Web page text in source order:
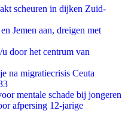
scheuren in dijken Zuid-
Jemen aan, dreigen met
door het centrum van
na migratiecrisis Ceuta
mentale schade bij jongeren
afpersing 12-jarige